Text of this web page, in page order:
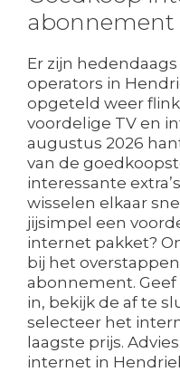
abonnement
Er zijn
operators in
opgeteld weer
voordelige TV en
augustus 2026
van de
interessante
wisselen elkaar
jijsimpel een
internet pakket?
bij het
abonnement.
in, bekijk de af te
selecteer het
laagste prijs.
internet in